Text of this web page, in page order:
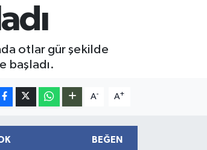
otlar gür şekilde
başladı.
A- A+
BEĞEN